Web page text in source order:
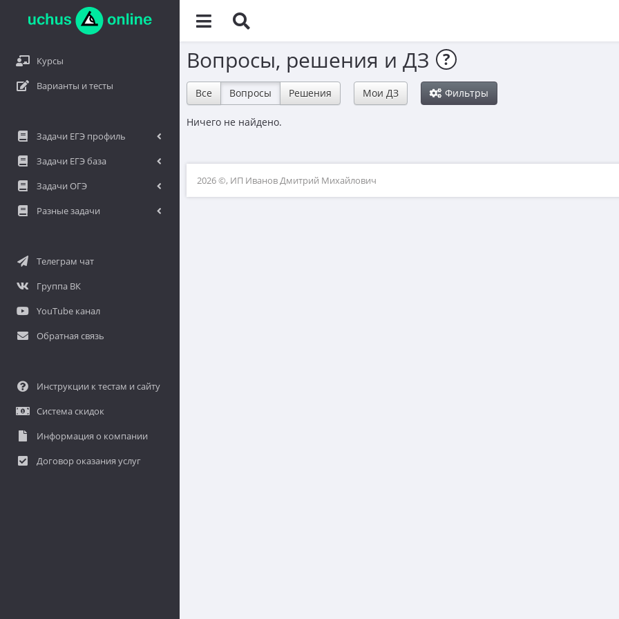
Курсы
Варианты и тесты
Задачи ЕГЭ профиль
Задачи ЕГЭ база
Задачи ОГЭ
Разные задачи
Телеграм чат
Группа ВК
YouTube канал
Обратная связь
Инструкции к тестам и сайту
Система скидок
Информация о компании
Договор оказания услуг
Вопросы, решения и ДЗ ?
Все Вопросы Решения Мои ДЗ Фильтры
Ничего не найдено.
2026 ©, ИП Иванов Дмитрий Михайлович